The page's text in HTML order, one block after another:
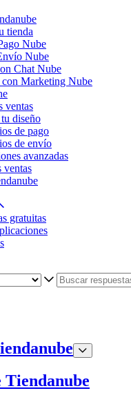
tienda
Nube
Nube
Chat Nube
Marketing Nube
ventas
diseño
de pago
de envío
avanzadas
ventas
gratuitas
Tiendanube